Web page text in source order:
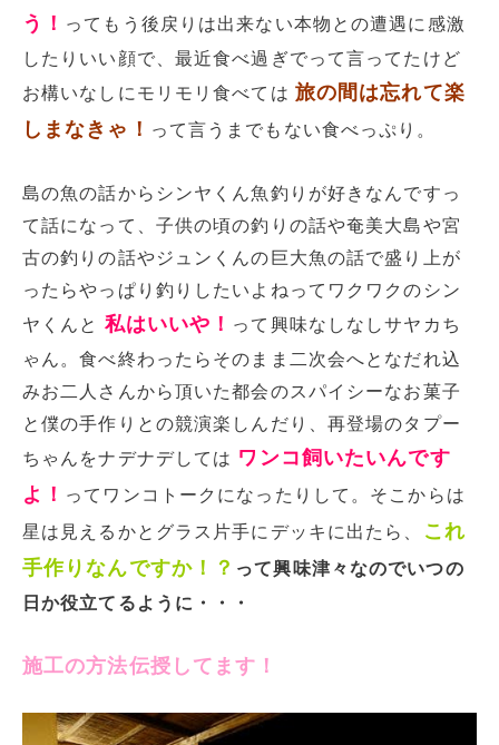
う！ ってもう後戻りは出来ない本物との遭遇に感激
したりいい顔で、最近食べ過ぎでって言ってたけど
お構いなしにモリモリ食べては 旅の間は忘れて楽
しまなきゃ！ って言うまでもない食べっぷり。
島の魚の話からシンヤくん魚釣りが好きなんですっ
て話になって、子供の頃の釣りの話や奄美大島や宮
古の釣りの話やジュンくんの巨大魚の話で盛り上が
ったらやっぱり釣りしたいよねってワクワクのシン
ヤくんと 私はいいや！ って興味なしなしサヤカち
ゃん。食べ終わったらそのまま二次会へとなだれ込
みお二人さんから頂いた都会のスパイシーなお菓子
と僕の手作りとの競演楽しんだり、再登場のタプー
ちゃんをナデナデしては ワンコ飼いたいんです
よ！ ってワンコトークになったりして。そこからは
星は見えるかとグラス片手にデッキに出たら、
これ
手作りなんですか！？ って興味津々なのでいつの
日か役立てるように・・・
施工の方法伝授してます！